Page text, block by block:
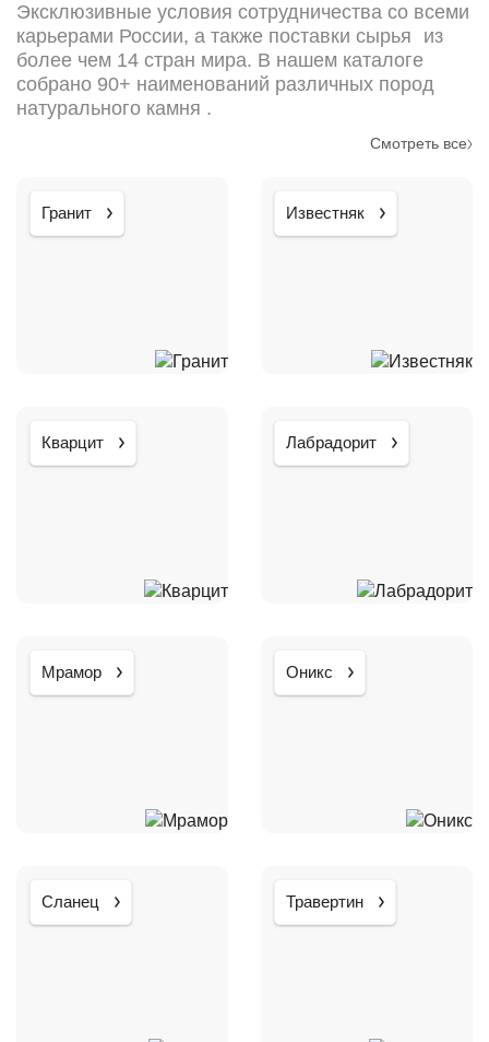
Эксклюзивные условия сотрудничества со всеми
карьерами России, а также поставки сырья из
более чем 14 стран мира. В нашем каталоге
собрано 90+ наименований различных пород
натурального камня .
Смотреть все
Гранит Известняк
Кварцит Лабрадорит
Мрамор Оникс
Сланец Травертин